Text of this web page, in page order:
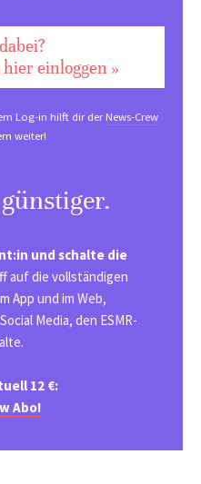
einloggen »
Log-in hilft dir derNews-Crew
weiter!
und schalte die
auf die vollständigen
App und im Web,
Media, den ESMR-
12 €:
Abo!